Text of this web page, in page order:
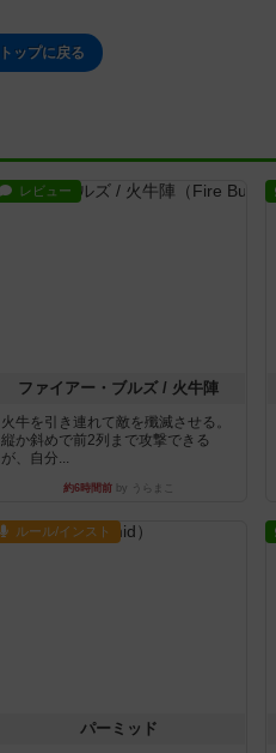
ップに戻る
レビュー
ファイアー・ブルズ / 火牛陣
火牛を引き連れて敵を殲滅させる。
縦か斜めで前2列まで攻撃できる
が、自分...
約6時間前by うらまこ
ルール/インスト
パーミッド